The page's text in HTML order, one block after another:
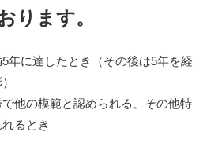
ります。
5年に達したとき（その後は5年を経
で他の模範と認められる、その他特
るとき